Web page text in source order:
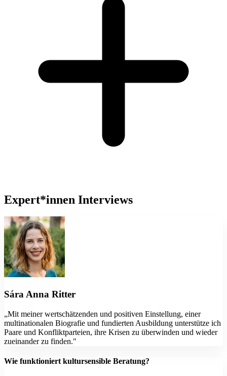
Expert*innen Interviews
Sára Anna Ritter
„Mit meiner wertschätzenden und positiven Einstellung, einer
multinationalen Biografie und fundierten Ausbildung unterstütze ich
Paare und Konfliktparteien, ihre Krisen zu überwinden und wieder
zueinander zu finden."
Wie funktioniert kultursensible Beratung?